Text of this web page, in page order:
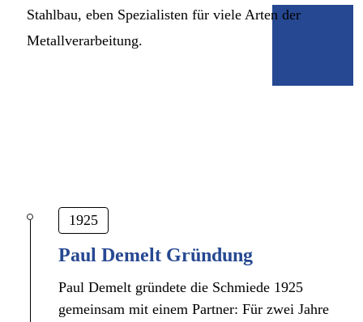
Stahlbau, eben Spezialisten für viele Arten der
Metallverarbeitung.
1925
Paul Demelt Gründung
Paul Demelt gründete die Schmiede 1925
gemeinsam mit einem Partner: Für zwei Jahre